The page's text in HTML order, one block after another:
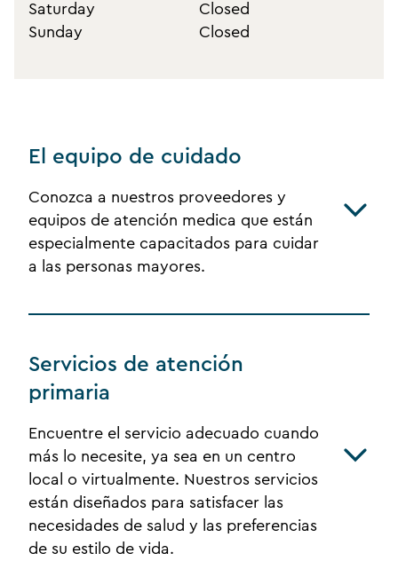
Saturday
Sunday
Closed
Closed
El equipo de cuidado
Conozca a nuestros proveedores y
equipos de atención medica que están
especialmente capacitados para cuidar
a las personas mayores.
Servicios de atención
primaria
Encuentre el servicio adecuado cuando
más lo necesite, ya sea en un centro
local o virtualmente. Nuestros servicios
están diseñados para satisfacer las
necesidades de salud y las preferencias
de su estilo de vida.